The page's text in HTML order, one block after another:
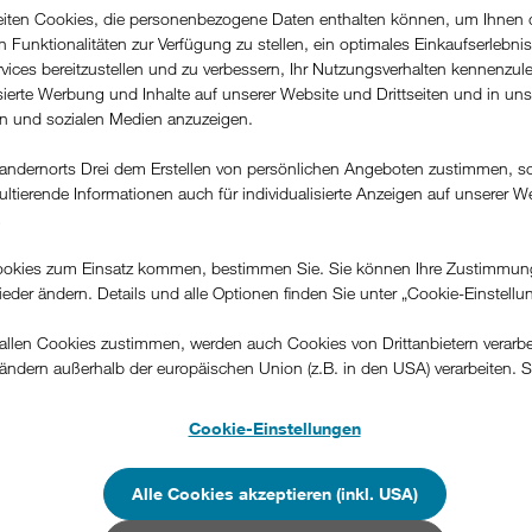
Drei.
Geschäftszahlen im ersten Pandemie-Jahr. Drei verzichtet
Komplettanbieter mit Festnetz-Internet und TV weiter aus.
Österreichs.
Terabyte im Mobilfunknetz von Drei. 5G Ausbau schreitet
Jahr seinen Marktanteil als Komplettanbieter für
Kunden hat Drei vor allem im Festnetz-Internet und als derzeit
dazugewonnen. In Summe hat das Unternehmen im
erzielt. Erstmals hat Drei über eine Million Terabyte im
als im Jahr davor. In den kommenden Jahren wird Drei
Österreichs errichten. Statt Kurzarbeit in Anspruch zu nehmen,
offengehalten und die freien Ressourcen genutzt, um sein
neuer CEO von Drei:
Durch Kurzarbeit und Staatshilfen hätten wir den
wird sich die Tatsache, dass wir verlässlich für unsere
Cookies, die personenbezogene Daten enthalten können, um Ihnen
Funktionalitäten zur Verfügung zu stellen, ein optimales
bereitzustellen und zu verbessern, Ihr Nutzungsverhalten
Werbung und Inhalte auf unserer Website und Drittseiten und in
und sozialen Medien anzuzeigen.
Drei dem Erstellen von persönlichen Angeboten zustimmen,
Informationen auch für individualisierte Anzeigen auf unserer
zum Einsatz kommen, bestimmen Sie. Sie können Ihre
ändern. Details und alle Optionen finden Sie unter „Cookie-
Cookies zustimmen, werden auch Cookies von Drittanbietern
außerhalb der europäischen Union (z.B. in den USA) verarbeiten.
Unternehmen in Drittstaaten, die ein ähnliches Datenschutzniveau wie
Union aufweisen (z.B. Data Privacy Framework), werden wie
Cookie-Einstellungen
Alle Cookies akzeptieren (inkl. USA)